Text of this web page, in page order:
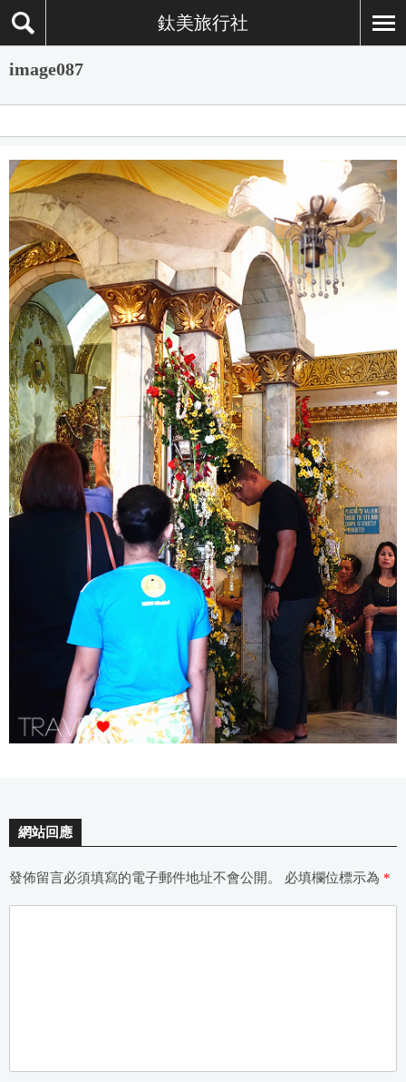
鈦美旅行社
image087
網站回應
發佈留言必須填寫的電子郵件地址不會公開。 必填欄位標示為 *